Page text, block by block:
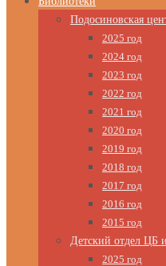
Подосиновская
2025 год
2024 год
2023 год
2022 год
2021 год
2020 год
2019 год
2018 год
2017 год
2016 год
2015 год
Детский отдел ЦБ
2025 год